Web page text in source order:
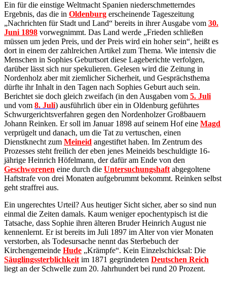
Ein für die einstige Weltmacht Spanien niederschmetterndes
Ergebnis, das die in Oldenburg erscheinende Tageszeitung
„Nachrichten für Stadt und Land“ bereits in ihrer Ausgabe vom 30.
Juni 1898 vorwegnimmt. Das Land werde „Frieden schließen
müssen um jeden Preis, und der Preis wird ein hoher sein“, heißt es
dort in einem der zahlreichen Artikel zum Thema. Wie intensiv die
Menschen in Sophies Geburtsort diese Lageberichte verfolgen,
darüber lässt sich nur spekulieren. Gelesen wird die Zeitung in
Nordenholz aber mit ziemlicher Sicherheit, und Gesprächsthema
dürfte ihr Inhalt in den Tagen nach Sophies Geburt auch sein.
Berichtet sie doch gleich zweifach (in den Ausgaben vom 5. Juli
und vom 8. Juli) ausführlich über ein in Oldenburg geführtes
Schwurgerichtsverfahren gegen den Nordenholzer Großbauern
Johann Reinken. Er soll im Januar 1898 auf seinem Hof eine Magd
verprügelt und danach, um die Tat zu vertuschen, einen
Dienstknecht zum Meineid angestiftet haben. Im Zentrum des
Prozesses steht freilich der eben jenes Meineids beschuldigte 16-
jährige Heinrich Höfelmann, der dafür am Ende von den
Geschworenen eine durch die Untersuchungshaft abgegoltene
Haftstrafe von drei Monaten aufgebrummt bekommt. Reinken selbst
geht straffrei aus.
Ein ungerechtes Urteil? Aus heutiger Sicht sicher, aber so sind nun
einmal die Zeiten damals. Kaum weniger epochentypisch ist die
Tatsache, dass Sophie ihren älteren Bruder Heinrich August nie
kennenlernt. Er ist bereits im Juli 1897 im Alter von vier Monaten
verstorben, als Todesursache nennt das Sterbebuch der
Kirchengemeinde Hude „Krämpfe“. Kein Einzelschicksal: Die
Säuglingssterblichkeit im 1871 gegründeten Deutschen Reich
liegt an der Schwelle zum 20. Jahrhundert bei rund 20 Prozent.